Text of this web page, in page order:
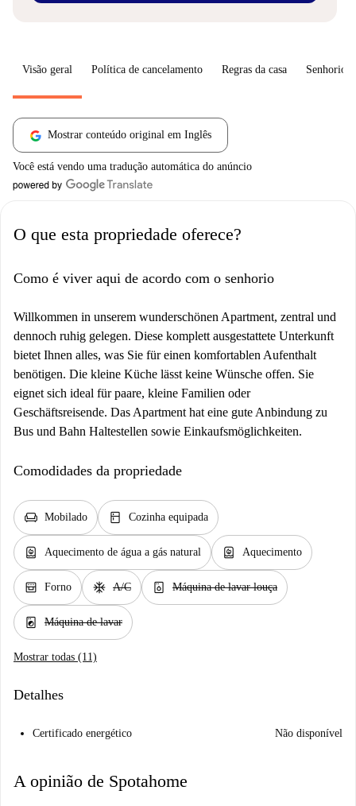
Visão geral Política de cancelamento Regras da casa Senhorio
Mostrar conteúdo original em Inglês
Você está vendo uma tradução automática do anúncio
O que esta propriedade oferece?
Como é viver aqui de acordo com o senhorio
Willkommen in unserem wunderschönen Apartment, zentral und
dennoch ruhig gelegen. Diese komplett ausgestattete Unterkunft
bietet Ihnen alles, was Sie für einen komfortablen Aufenthalt
benötigen. Die kleine Küche lässt keine Wünsche offen. Sie
eignet sich ideal für paare, kleine Familien oder
Geschäftsreisende. Das Apartment hat eine gute Anbindung zu
Bus und Bahn Haltestellen sowie Einkaufsmöglichkeiten.
Comodidades da propriedade
chair Mobilado kitchen Cozinha equipada
water_heater Aquecimento de água a gás natural water_heater Aquecimento
oven_gen Forno ac_unit A/C dishwasher_gen Máquina de lavar louça
local_laundry_service Máquina de lavar
Mostrar todas (11)
Detalhes
Certificado energético Não disponível
A opinião de Spotahome